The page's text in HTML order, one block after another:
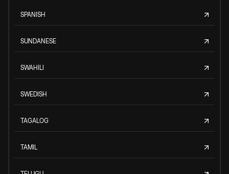
SPANISH
SUNDANESE
SWAHILI
SWEDISH
TAGALOG
TAMIL